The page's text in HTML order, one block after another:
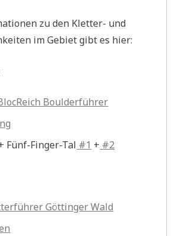
zu den Kletter- und
im Gebiet gibt es hier:
Boulderführer
Fünf-Finger-Tal #1 + #2
Göttinger Wald